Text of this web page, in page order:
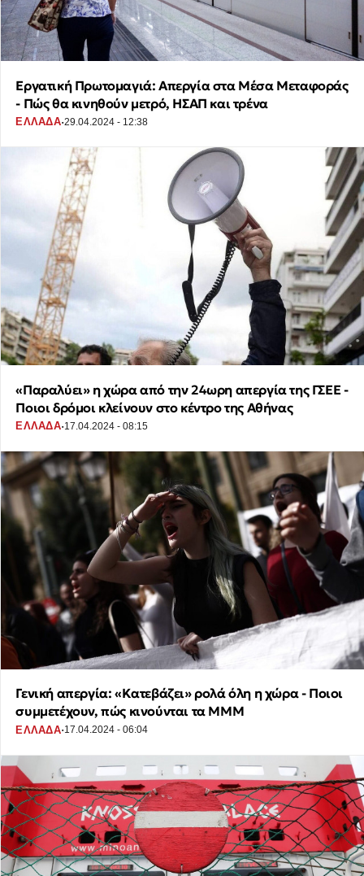
Εργατική Πρωτομαγιά: Απεργία στα Μέσα Μεταφοράς
- Πώς θα κινηθούν μετρό, ΗΣΑΠ και τρένα
ΕΛΛΑΔΑ·29.04.2024 - 12:38
«Παραλύει» η χώρα από την 24ωρη απεργία της ΓΣΕΕ -
Ποιοι δρόμοι κλείνουν στο κέντρο της Αθήνας
ΕΛΛΑΔΑ·17.04.2024 - 08:15
Γενική απεργία: «Κατεβάζει» ρολά όλη η χώρα - Ποιοι
συμμετέχουν, πώς κινούνται τα ΜΜΜ
ΕΛΛΑΔΑ·17.04.2024 - 06:04